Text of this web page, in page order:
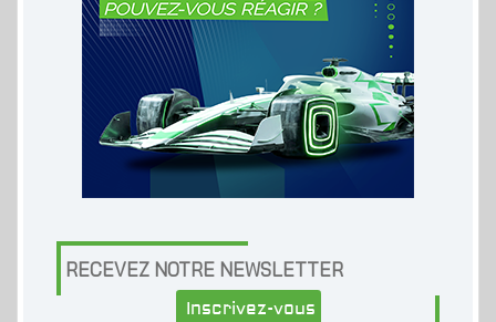
RECEVEZ NOTRE NEWSLETTER
Inscrivez-vous